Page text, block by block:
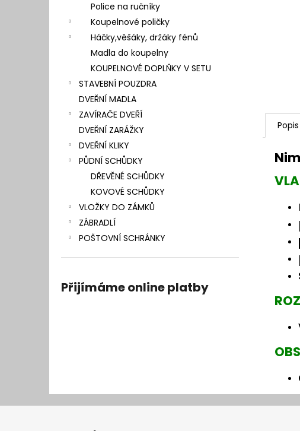
Police na ručníky
Koupelnové poličky
Háčky,věšáky, držáky fénů
Madla do koupelny
KOUPELNOVÉ DOPLŇKY V SETU
STAVEBNÍ POUZDRA
DVEŘNÍ MADLA
ZAVÍRAČE DVEŘÍ
DVEŘNÍ ZARÁŽKY
DVEŘNÍ KLIKY
PŮDNÍ SCHŮDKY
DŘEVĚNÉ SCHŮDKY
KOVOVÉ SCHŮDKY
VLOŽKY DO ZÁMKŮ
ZÁBRADLÍ
POŠTOVNÍ SCHRÁNKY
Přijímáme online platby
Popis
Z